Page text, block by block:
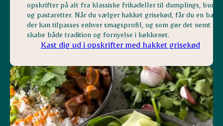
opskrifter på alt fra klassiske frikadeller til dumplings,
og pastaretter. Når du vælger hakket grisekød, får du en base,
der kan tilpasses enhver smagsprofil, og som gør det nemt at
skabe både tradition og fornyelse i køkkenet.
Kast dig ud i opskrifter med hakket grisekød